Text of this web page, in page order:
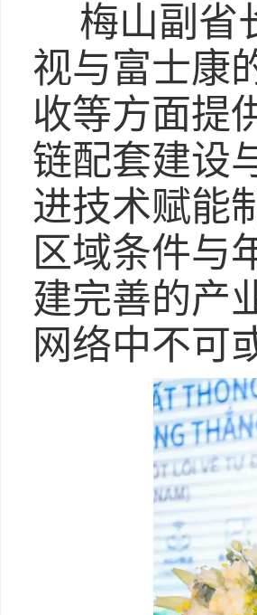
梅山副省
视与富士康
收等方面提
链配套建设
进技术赋能
区域条件与
建完善的产
网络中不可